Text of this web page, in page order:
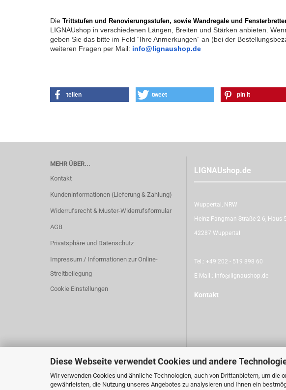
Diese Webseite verwendet Cookies und andere
Wir verwenden Cookies und ähnliche Technologien, auch von Drittanbietern, um die
gewährleisten, die Nutzung unseres Angebotes zu analysieren und Ihnen ein
Die Trittstufen und Renovierungsstufen, sowie Wandregale und
LIGNAUshop in verschiedenen Längen, Breiten und Stärken anbieten.
geben Sie das bitte im Feld “Ihre Anmerkungen” an (bei der
weiteren Fragen per Mail: info@lignaushop.de
teilen tweet pin it
MEHR ÜBER...
Kontakt
Kundeninformationen (Lieferung & Zahlung)
Widerrufsrecht & Muster-Widerrufsformular
AGB
Privatsphäre und Datenschutz
Impressum / Informationen zur Online-
Streitbeilegung
Cookie Einstellungen
LIGNAUshop.de
Wuppertal, NRW
Heinz-Fangman-Straße 2-6, Haus 5
42287 Wuppertal
Tel.: +49 202 - 519 898 60
E-Mail.: info@lignaushop.de
Kontakt
Vertrag widerrufen